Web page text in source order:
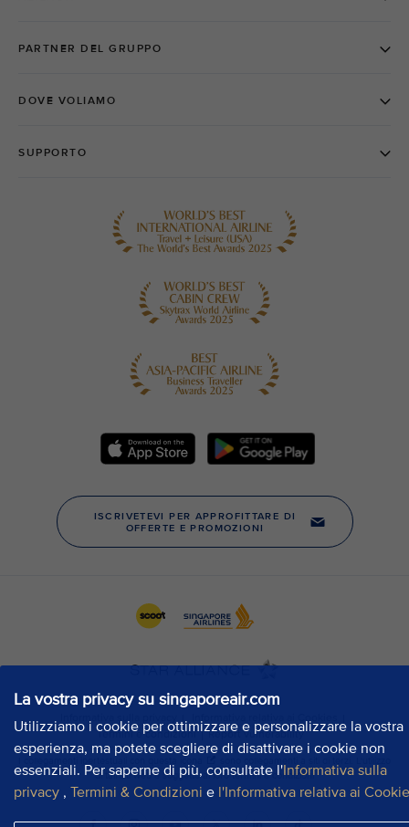
La vostra privacy su singaporeair.com
Utilizziamo i cookie per ottimizzare e personalizzare la vostra
esperienza, ma potete scegliere di disattivare i cookie non
essenziali. Per saperne di più, consultate l'Informativa sulla
privacy , Termini & Condizioni e l'Informativa relativa ai